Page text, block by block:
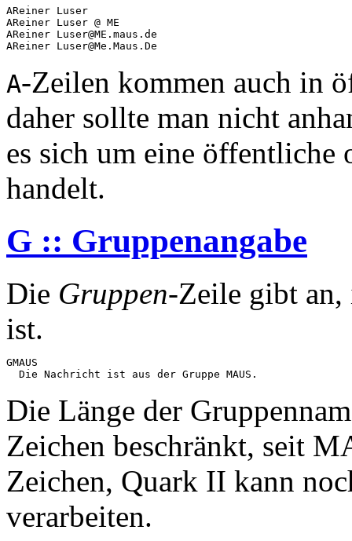
AReiner Luser
AReiner Luser @ ME
AReiner Luser@ME.maus.de
A-Zeilen kommen auch in
daher sollte man nicht
es sich um eine öffentliche
handelt.
G :: Gruppenangabe
Die Gruppen-Zeile gibt
ist.
GMAUS
Die Länge der
Zeichen beschränkt, seit
Zeichen, Quark II kann
verarbeiten.